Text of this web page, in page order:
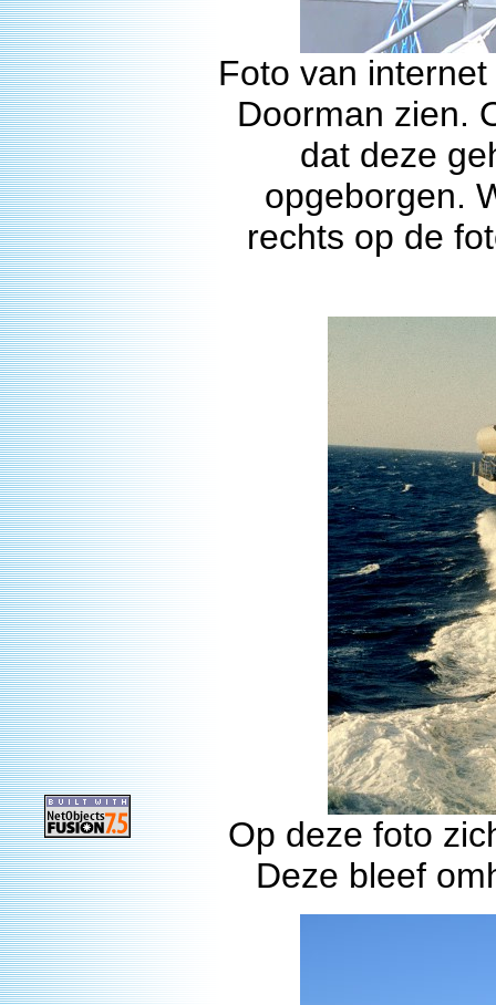
Foto van
Doorman zien.
dat deze
opgeborgen.
rechts op de
Op deze foto
Deze bleef